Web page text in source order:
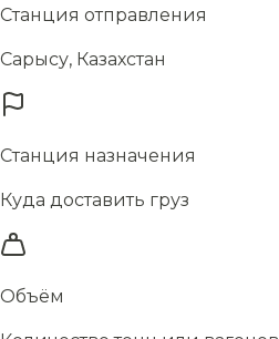
Станция отправления
Сарысу, Казахстан
Станция назначения
Куда доставить груз
Объём